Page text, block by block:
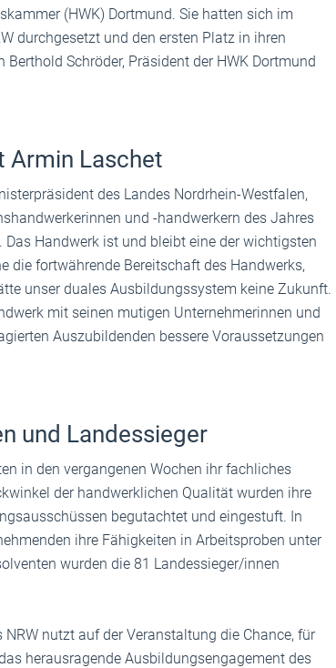
(HWK) Dortmund. Sie hatten sich im
durchgesetzt und den ersten Platz in ihren
Schröder, Präsident der HWK Dortmund
Armin Laschet
des Landes Nordrhein-Westfalen,
und -handwerkern des Jahres
Handwerk ist und bleibt eine der wichtigsten
die fortwährende Bereitschaft des Handwerks,
unser duales Ausbildungssystem keine Zukunft.
mit seinen mutigen Unternehmerinnen und
Auszubildenden bessere Voraussetzungen
und Landessieger
in den vergangenen Wochen ihr fachliches
der handwerklichen Qualität wurden ihre
begutachtet und eingestuft. In
ihre Fähigkeiten in Arbeitsproben unter
wurden die 81 Landessieger/innen
nutzt auf der Veranstaltung die Chance, für
herausragende Ausbildungsengagement des